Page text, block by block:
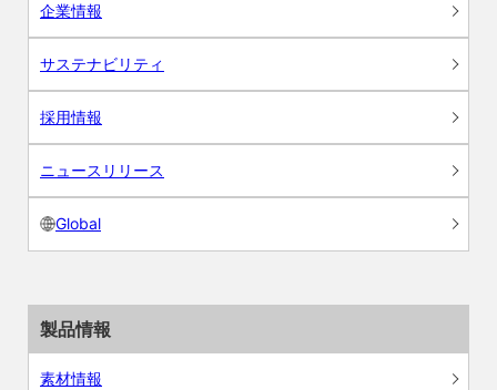
企業情報
サステナビリティ
採用情報
ニュースリリース
Global
製品情報
素材情報